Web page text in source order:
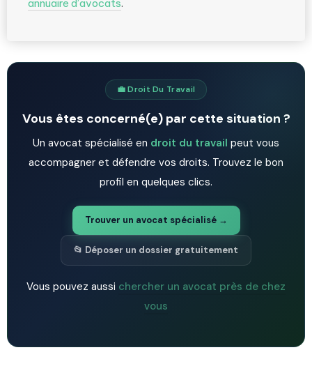
annuaire d’avocats.
💼 Droit Du Travail
Vous êtes concerné(e) par cette situation ?
Un avocat spécialisé en droit du travail peut vous
accompagner et défendre vos droits. Trouvez le bon
profil en quelques clics.
Trouver un avocat spécialisé →
📂 Déposer un dossier gratuitement
Vous pouvez aussi chercher un avocat près de chez
vous